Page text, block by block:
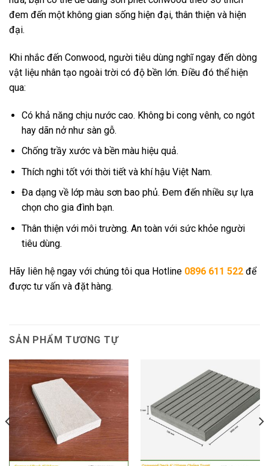
đem đến một không gian sống hiện đại, thân thiện và hiện
đại.
Khi nhắc đến Conwood, người tiêu dùng nghĩ ngay đến dòng
vật liệu nhân tạo ngoài trời có độ bền lớn. Điều đó thể hiện
qua:
Có khả năng chịu nước cao. Không bi cong vênh, co ngót
hay dãn nở như sàn gỗ.
Chống trầy xước và bền màu hiệu quả.
Thích nghi tốt với thời tiết và khí hậu Việt Nam.
Đa dạng về lớp màu sơn bao phủ. Đem đến nhiều sự lựa
chọn cho gia đình bạn.
Thân thiện với môi trường. An toàn với sức khỏe người
tiêu dùng.
Hãy liên hệ ngay với chúng tôi qua Hotline 0896 611 522 để
được tư vấn và đặt hàng.
SẢN PHẨM TƯƠNG TỰ